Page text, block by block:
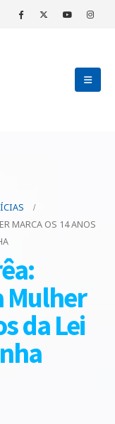
MARCA OS 14 ANOS
Mulher
da Lei